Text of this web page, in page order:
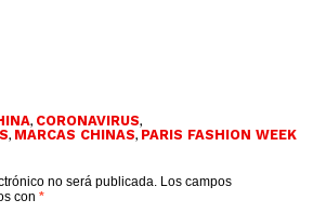
, CORONAVIRUS,
, MARCAS CHINAS, PARIS FASHION WEEK
no será publicada. Los campos
con *